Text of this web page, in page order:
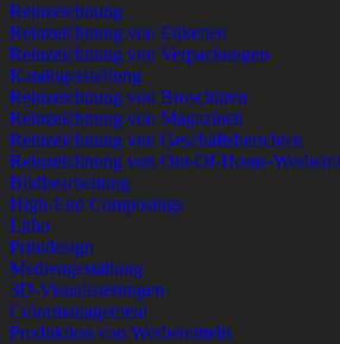
Reinzeichnung
Reinzeichnung von Etiketten
Reinzeichnung von Verpackungen
Katalogerstellung
Reinzeichnung von Broschüren
Reinzeichnung von Magazinen
Reinzeichnung von Geschäftsberichten
Reinzeichnung von Out-Of-Home-
Bildbearbeitung
High-End Composings
Litho
Printdesign
Mediengestaltung
3D-Visualisierungen
Colormanagement
Produktion von Werbemitteln